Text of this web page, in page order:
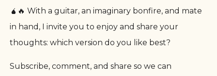
🧉🔥 With a guitar, an imaginary bonfire, and mate
in hand, I invite you to enjoy and share your
thoughts: which version do you like best?
Subscribe, comment, and share so we can